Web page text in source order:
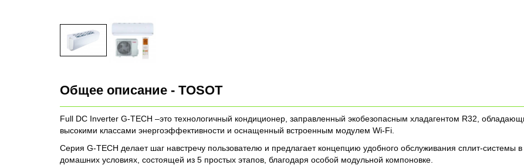
Общее описание - TOSOT
Full DC Inverter G-TECH –это технологичный кондиционер, заправленный экобезопасным хладагентом R32,
высокими классами энергоэффективности и оснащенный встроенным модулем Wi-Fi.
Серия G-TECH делает шаг навстречу пользователю и предлагает концепцию удобного обслуживания сплит-системы в
домашних условиях, состоящей из 5 простых этапов, благодаря особой модульной компоновке.